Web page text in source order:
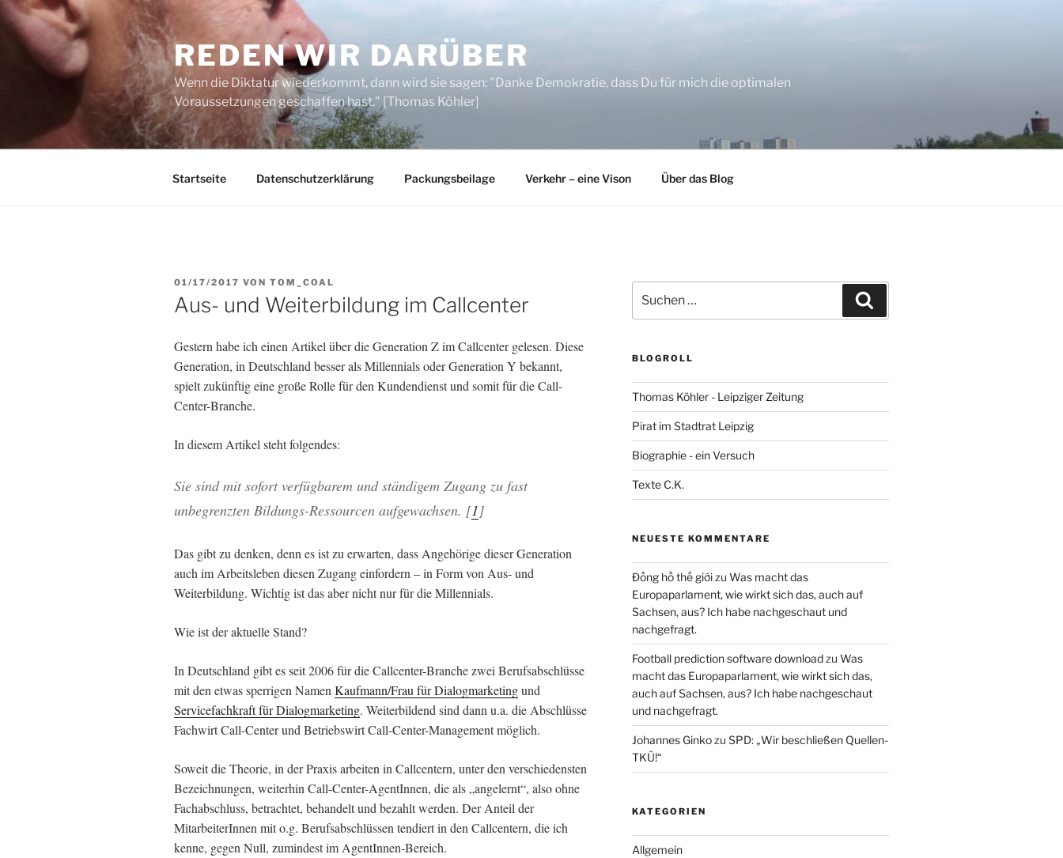
Zum
Inhalt
springen
REDEN WIR DARÜBER
Wenn die Diktatur wiederkommt, dann wird sie sagen: "Danke Demokratie, dass Du für mich die optimalen
Voraussetzungen geschaffen hast." [Thomas Köhler]
Startseite Datenschutzerklärung Packungsbeilage Verkehr – eine Vison Über das Blog
VERÖFFENTLICHT
AM
01/17/2017 VON TOM_COAL
Aus- und Weiterbildung im Callcenter
Gestern habe ich einen Artikel über die Generation Z im Callcenter gelesen. Diese
Generation, in Deutschland besser als Millennials oder Generation Y bekannt,
spielt zukünftig eine große Rolle für den Kundendienst und somit für die Call-
Center-Branche.
In diesem Artikel steht folgendes:
Sie sind mit sofort verfügbarem und ständigem Zugang zu fast
unbegrenzten Bildungs-Ressourcen aufgewachsen. [1]
Das gibt zu denken, denn es ist zu erwarten, dass Angehörige dieser Generation
auch im Arbeitsleben diesen Zugang einfordern – in Form von Aus- und
Weiterbildung. Wichtig ist das aber nicht nur für die Millennials.
Wie ist der aktuelle Stand?
In Deutschland gibt es seit 2006 für die Callcenter-Branche zwei Berufsabschlüsse
mit den etwas sperrigen NamenKaufmann/Frau für Dialogmarketingund
Servicefachkraft für Dialogmarketing. Weiterbildend sind dann u.a. die Abschlüsse
Fachwirt Call-Center und Betriebswirt Call-Center-Management möglich.
Soweit die Theorie, in der Praxis arbeiten in Callcentern, unter den verschiedensten
Bezeichnungen, weiterhin Call-Center-AgentInnen, die als „angelernt“, also ohne
Fachabschluss, betrachtet, behandelt und bezahlt werden. Der Anteil der
MitarbeiterInnen mit o.g. Berufsabschlüssen tendiert in den Callcentern, die ich
kenne, gegen Null, zumindest im AgentInnen-Bereich.
nach:
BLOGROLL
Thomas Köhler - Leipziger Zeitung
Pirat im Stadtrat Leipzig
Biographie - ein Versuch
Texte C.K.
NEUESTE KOMMENTARE
Đồng hồ thế giớizu Was macht das
Europaparlament, wie wirkt sich das, auch auf
Sachsen, aus? Ich habe nachgeschaut und
nachgefragt.
Football prediction software downloadzu Was
macht das Europaparlament, wie wirkt sich das,
auch auf Sachsen, aus? Ich habe nachgeschaut
und nachgefragt.
Johannes Ginkozu SPD: „Wir beschließen Quellen-
TKÜ!“
KATEGORIEN
Allgemein